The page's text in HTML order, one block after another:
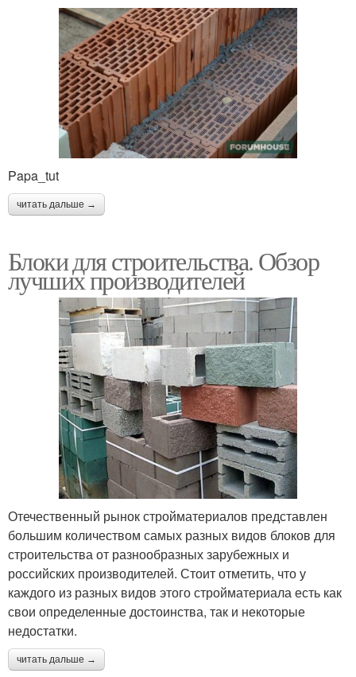
Papa_tut
читать дальше →
Блоки для строительства. Обзор
лучших производителей
Отечественный рынок стройматериалов представлен
большим количеством самых разных видов блоков для
строительства от разнообразных зарубежных и
российских производителей. Стоит отметить, что у
каждого из разных видов этого стройматериала есть как
свои определенные достоинства, так и некоторые
недостатки.
читать дальше →